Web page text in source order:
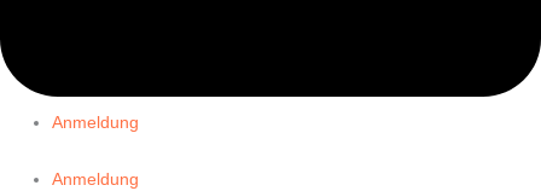
Anmeldung
Anmeldung